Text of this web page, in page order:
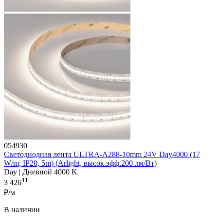
054930
Светодиодная лента ULTRA-A288-10mm 24V Day4000 (17
W/m, IP20, 5m) (Arlight, высок.эфф.200 лм/Вт)
Day | Дневной 4000 K
3 42641
₽/м
В наличии